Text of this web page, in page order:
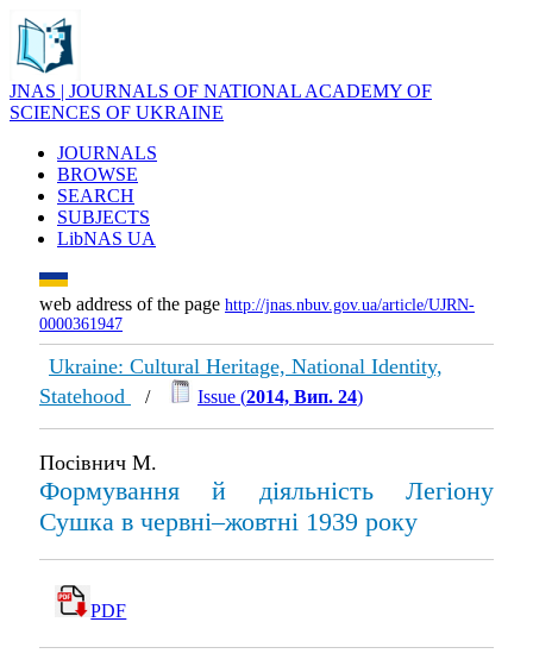
JNAS | JOURNALS OF NATIONAL ACADEMY OF
SCIENCES OF UKRAINE
JOURNALS
BROWSE
SEARCH
SUBJECTS
LibNAS UA
web address of the page http://jnas.nbuv.gov.ua/article/UJRN-
0000361947
Ukraine: Cultural Heritage, National Identity,
Statehood
/ Issue (2014, Вип. 24)
Посівнич М.
Формування й діяльність Легіону
Сушка в червні–жовтні 1939 року
PDF